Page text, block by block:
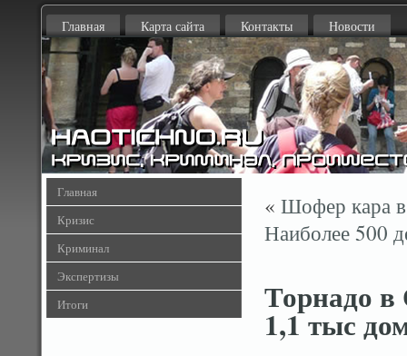
Главная Карта сайта Контакты Новости
Главная
Кризис
Криминал
Экспертизы
Итоги
« Шофер кара
Наиболее 500
Торнадо в
1,1 тыс